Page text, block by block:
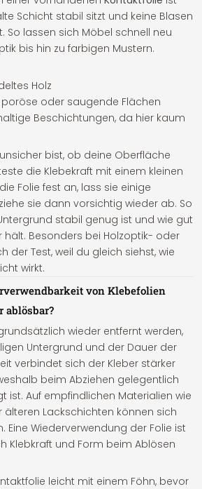
Schicht stabil sitzt und keine Blasen
So lassen sich Möbel schnell neu
bis hin zu farbigen Mustern.
Holz
poröse oder saugende Flächen
Beschichtungen, da hier kaum
bist, ob deine Oberfläche
die Klebekraft mit einem kleinen
Folie fest an, lass sie einige
sie dann vorsichtig wieder ab. So
stabil genug ist und wie gut
Besonders bei Holzoptik- oder
der Test, weil du gleich siehst, wie
wirkt.
von Klebefolien
ablösbar?
wieder entfernt werden,
Untergrund und der Dauer der
verbindet sich der Kleber stärker
beim Abziehen gelegentlich
ist. Auf empfindlichen Materialien wie
älteren Lackschichten können sich
Eine Wiederverwendung der Folie ist
Klebkraft und Form beim Ablösen
leicht mit einem Föhn, bevor